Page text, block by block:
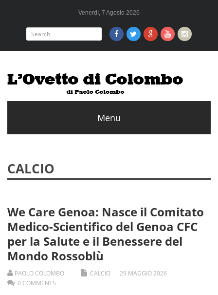
Venerdì, 7 Agosto 2026
CALCIO
We Care Genoa: Nasce il Comitato
Medico-Scientifico del Genoa CFC
per la Salute e il Benessere del
Mondo Rossoblù
PAOLO COLOMBO CALCIO 29 MAGGIO2026
0 COMMENTS